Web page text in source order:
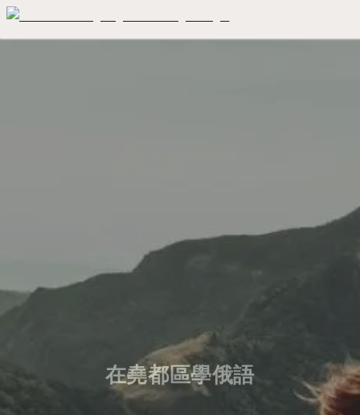
在堯都區學俄語